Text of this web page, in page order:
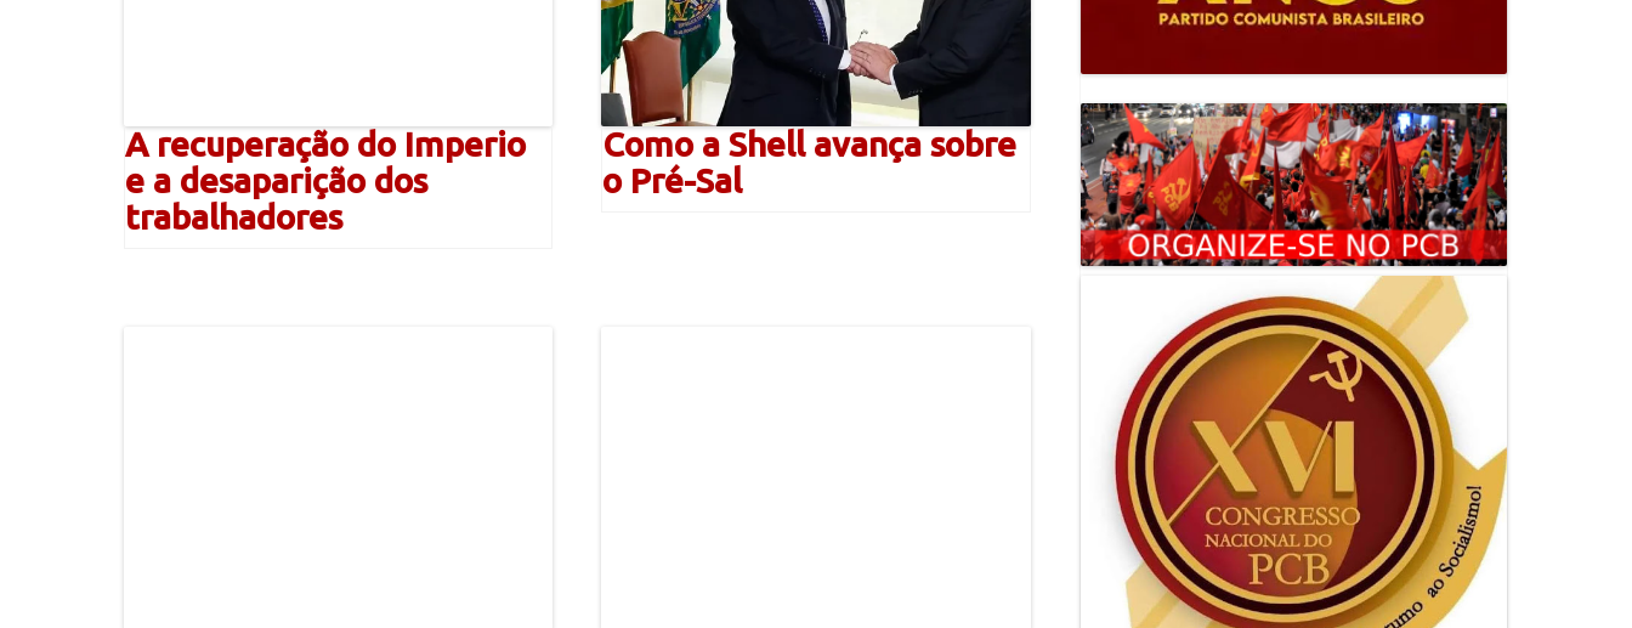
A recuperação do Imperio
e a desaparição dos
trabalhadores
Como a Shell avança sobre
o Pré-Sal